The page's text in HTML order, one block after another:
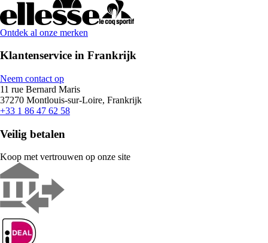
Ontdek al onze merken
Klantenservice in Frankrijk
Neem contact op
11 rue Bernard Maris
37270 Montlouis-sur-Loire, Frankrijk
+33 1 86 47 62 58
Veilig betalen
Koop met vertrouwen op onze site